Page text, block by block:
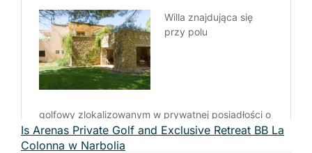
Is Arenas Private Golf and Exclusive Retreat BB La
Colonna w Narbolia